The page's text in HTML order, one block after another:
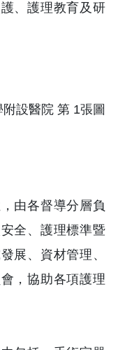
、護理教育及研
由各督導分層負
全、護理標準暨
展、資材管理、
，協助各項護理